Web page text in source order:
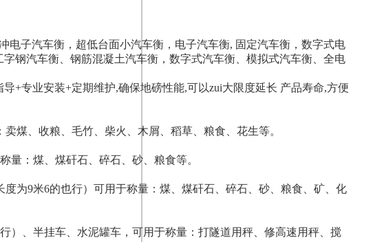
电子汽车衡，超低台面小汽车衡，电子汽车衡, 固定汽车衡，数字式电
钢汽车衡、钢筋混凝土汽车衡，数字式汽车衡、模拟式汽车衡、全电
+专业安装+定期维护,确保地磅性能,可以zui大限度延长 产品寿命,方便
煤、收粮、毛竹、柴火、木屑、稻草、粮食、花生等。
量：煤、煤矸石、碎石、砂、粮食等。
度为9米6的也行）可用于称量：煤、煤矸石、碎石、砂、粮食、矿、化
）、半挂车、水泥罐车，可用于称量：打隧道用秤、修高速用秤、搅